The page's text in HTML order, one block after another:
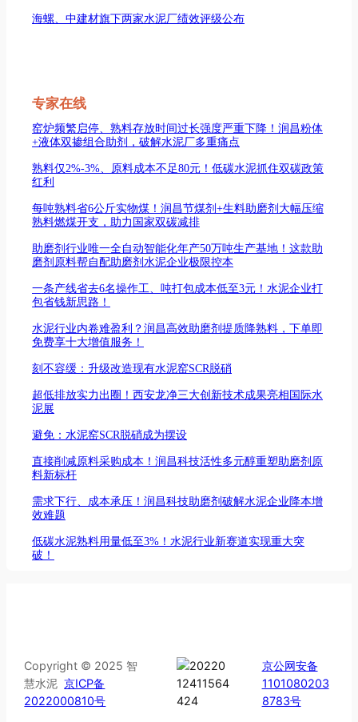
海螺、中建材旗下两家水泥厂绩效评级公布
专家在线
窑炉频繁启停、熟料存放时间过长强度严重下降！润昌粉体
+液体双掺组合助剂，破解水泥厂多重痛点
熟料仅2%-3%、原料成本不足80元！低碳水泥抓住双碳政策
红利
每吨熟料省6公斤实物煤！润昌节煤剂+生料助磨剂大幅压缩
熟料燃煤开支，助力国家双碳减排
助磨剂行业唯一全自动智能化年产50万吨生产基地！这款助
磨剂原料帮自配助磨剂水泥企业极限控本
一条产线省去6名操作工、吨打包成本低至3元！水泥企业打
包省钱新思路！
水泥行业内卷难盈利？润昌高效助磨剂提质降熟料，下单即
免费享十大增值服务！
刻不容缓：升级改造现有水泥窑SCR脱硝
超低排放实力出圈！西安龙净三大创新技术成果亮相国际水
泥展
避免：水泥窑SCR脱硝成为摆设
直接削减原料采购成本！润昌科技活性多元醇重塑助磨剂原
料新标杆
需求下行、成本承压！润昌科技助磨剂破解水泥企业降本增
效难题
低碳水泥熟料用量低至3%！水泥行业新赛道实现重大突
破！
Copyright © 2025 智
慧水泥京ICP备
2022000810号
京公网安备
1101080203
8783号